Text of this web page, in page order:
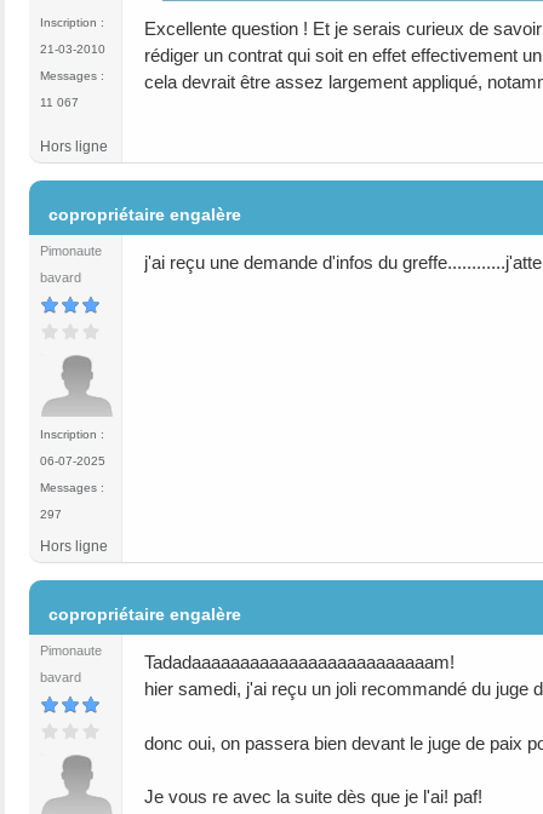
Inscription :
21-03-2010
Messages :
11 067
Excellente question ! Et je serais curieux de
rédiger un contrat qui soit en effet effectivement
cela devrait être assez largement appliqué,
Hors ligne
copropriétaire engalère
Pimonaute
bavard
Inscription :
06-07-2025
Messages :
297
j'ai reçu une demande d'infos du
Hors ligne
copropriétaire engalère
Pimonaute
bavard
Tadadaaaaaaaaaaaaaaaaaaaaaaaaam!
hier samedi, j'ai reçu un joli recommandé du juge
donc oui, on passera bien devant le juge de paix
Je vous re avec la suite dès que je l'ai! paf!